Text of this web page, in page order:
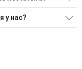
для
у нас?